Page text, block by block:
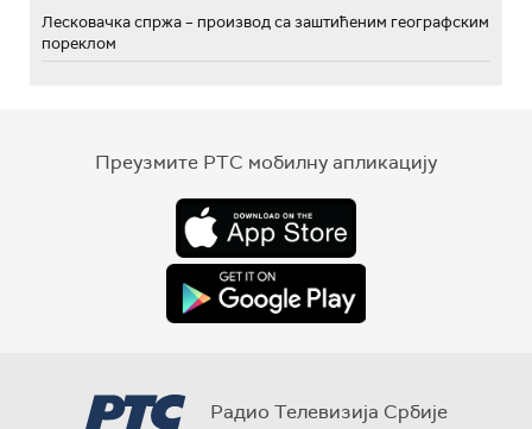
Лесковачка спржа – производ са заштићеним географским
пореклом
Преузмите РТС мобилну апликацију
Радио Телевизија Србије